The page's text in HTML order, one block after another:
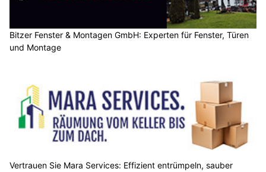
Bitzer Fenster & Montagen GmbH: Experten für Fenster, Türen
und Montage
Vertrauen Sie Mara Services: Effizient entrümpeln, sauber